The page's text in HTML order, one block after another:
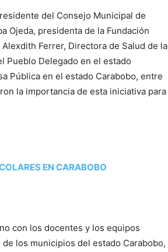
del Consejo Municipal de
Ojeda, presidenta de la Fundación
Ferrer, Directora de Salud de la
Pueblo Delegado en el estado
Pública en el estado Carabobo, entre
la importancia de esta iniciativa para
EN CARABOBO
con los docentes y los equipos
los municipios del estado Carabobo,